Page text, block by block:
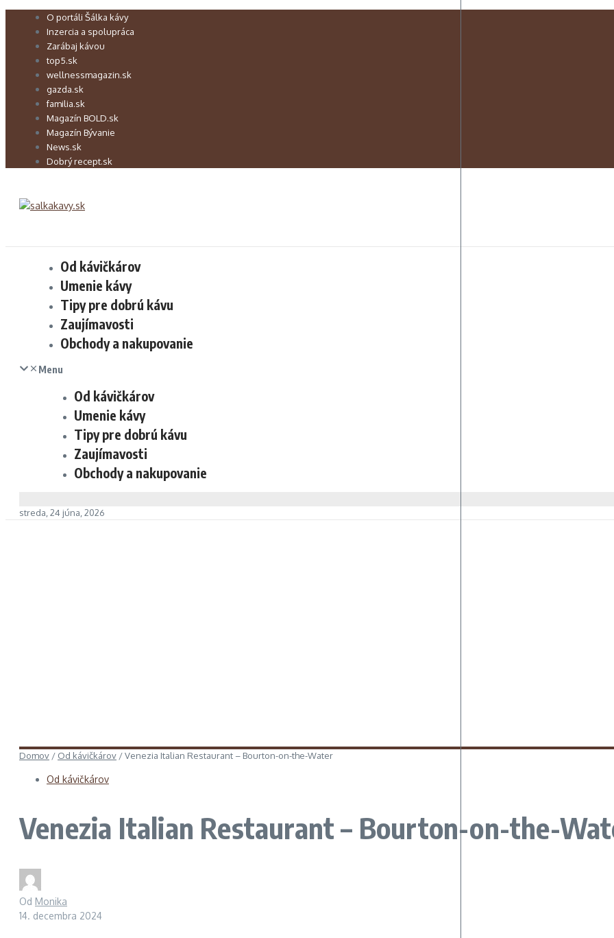
Preskočiť O portáli Šálka kávy
Inzercia a spolupráca
Zarábaj kávou
top5.sk
wellnessmagazin.sk
gazda.sk
familia.sk
Magazín BOLD.sk
Magazín Bývanie
News.sk
Dobrý recept.sk
Od kávičkárov
Umenie kávy
Tipy pre dobrú kávu
Zaujímavosti
Obchody a nakupovanie
Menu
Od kávičkárov
Umenie kávy
Tipy pre dobrú kávu
Zaujímavosti
Obchody a nakupovanie
streda, 24 júna, 2026
Domov / Od kávičkárov /Venezia Italian Restaurant – Bourton-on-the-Water
Od kávičkárov
Venezia Italian Restaurant – Bourton-on-the-
Od Monika
14. decembra 2024